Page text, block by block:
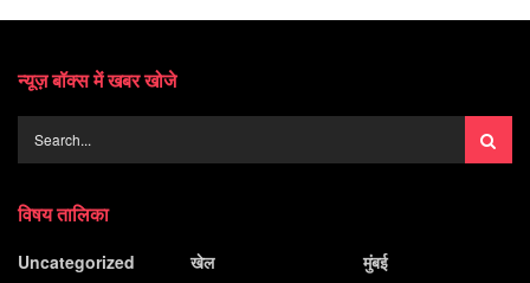
न्यूज़ बॉक्स में खबर खोजे
विषय तालिका
Uncategorized
खेल
मुंबई